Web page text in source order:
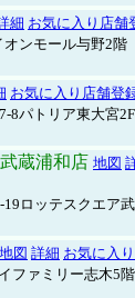
細 お気に入り店舗
ンモール与野2階
お気に入り店舗登
8パトリア東大宮2F
蔵浦和店 地図
ロッテスクエア
地図 詳細 お気に入
ファミリー志木5階